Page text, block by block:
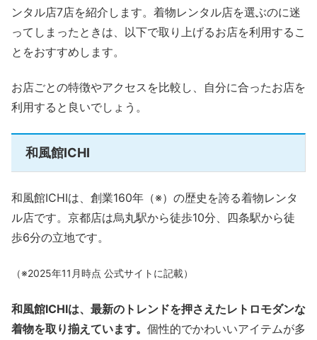
ンタル店7店を紹介します。着物レンタル店を選ぶのに迷
ってしまったときは、以下で取り上げるお店を利用するこ
とをおすすめします。
お店ごとの特徴やアクセスを比較し、自分に合ったお店を
利用すると良いでしょう。
和風館ICHI
和風館ICHIは、創業160年（※）の歴史を誇る着物レンタ
ル店です。京都店は烏丸駅から徒歩10分、四条駅から徒
歩6分の立地です。
（※2025年11月時点 公式サイトに記載）
和風館ICHIは、最新のトレンドを押さえたレトロモダンな
着物を取り揃えています。 個性的でかわいいアイテムが多